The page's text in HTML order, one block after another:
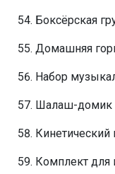
Боксёрская
Домашняя
Набор
Шалаш-домик
Кинетический
Комплект для